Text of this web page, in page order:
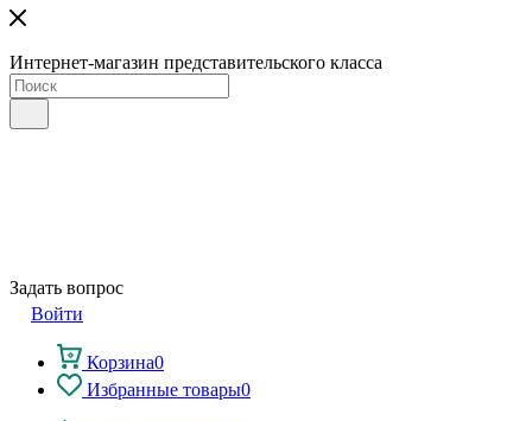
Интернет-магазин представительского класса
Задать вопрос
Войти
Корзина0
Избранные товары0